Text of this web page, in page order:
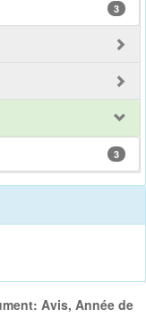
3
3
Avis, Année de